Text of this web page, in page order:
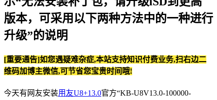
版本，可采用以下两种方法中的一种进行
升级”的说明
[重要通告]如您遇疑难杂症,本站支持知识付费业务,扫右边二
维码加博主微信,可节省您宝贵时间哦!
今天有网友安装用友U8+13.0官方“KB-U8V13.0-100000-